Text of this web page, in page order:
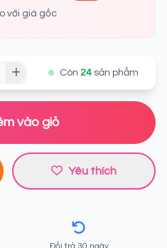
với giá gốc
Còn 24 sản phẩm
vào giỏ
Yêu thích